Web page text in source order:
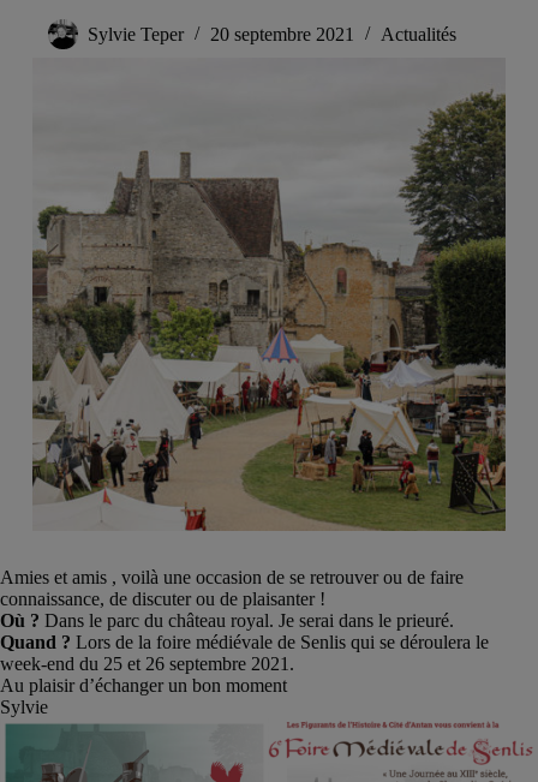
Sylvie Teper 20 septembre 2021 Actualités
Amies et amis , voilà une occasion de se retrouver ou de faire
connaissance, de discuter ou de plaisanter !
Où ? Dans le parc du château royal. Je serai dans le prieuré.
Quand ? Lors de la foire médiévale de Senlis qui se déroulera le
week-end du 25 et 26 septembre 2021.
Au plaisir d’échanger un bon moment
Sylvie